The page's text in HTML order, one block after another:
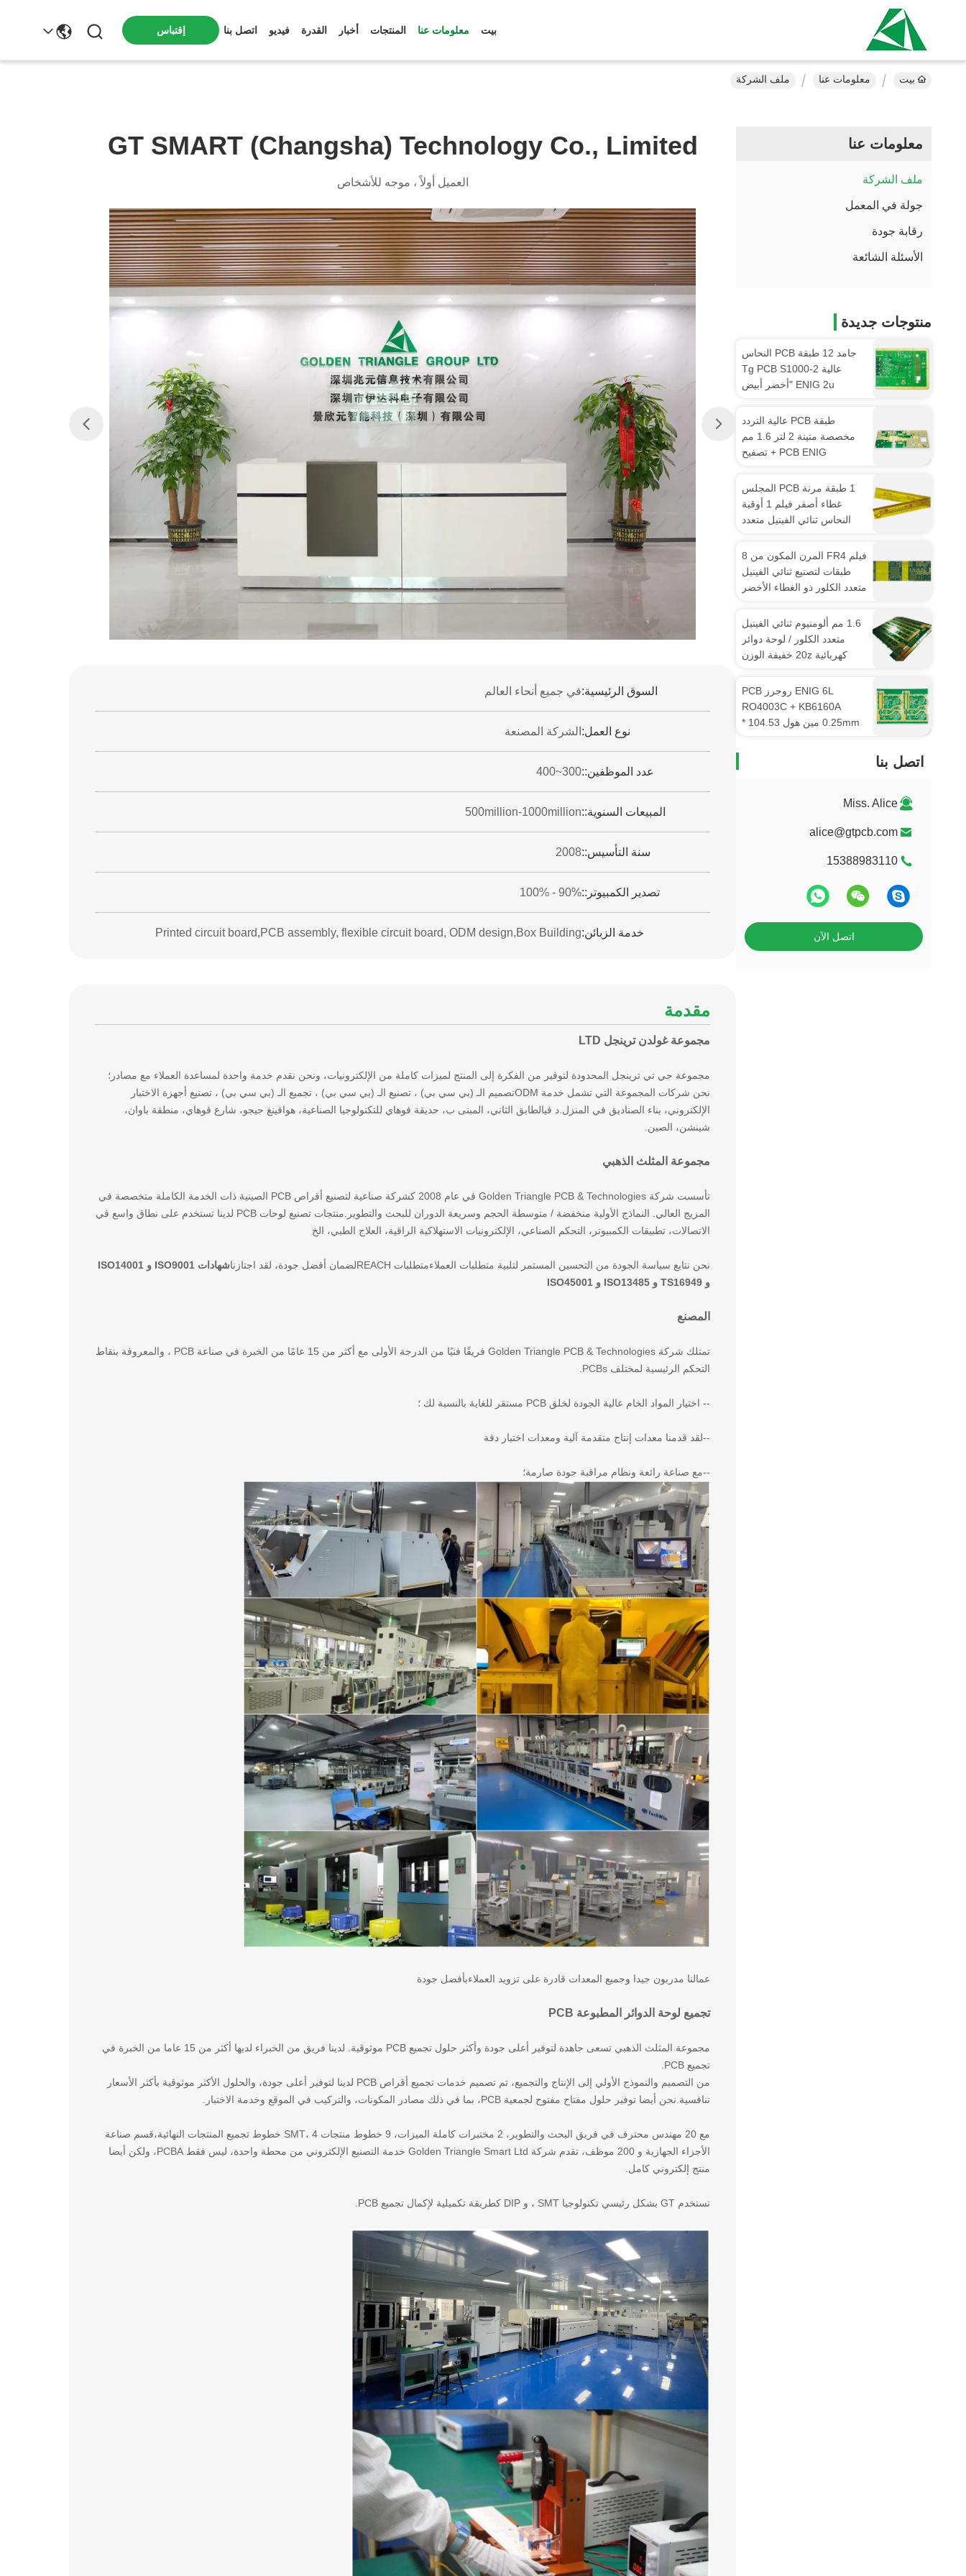
بيت معلومات عنا المنتجات أخبار القدرة فيديو اتصل بنا إقتباس
بيت معلومات عنا ملف الشركة
معلومات عنا
ملف الشركة
جولة في المعمل
رقابة جودة
الأسئلة الشائعة
منتوجات جديدة
جامد 12 طبقة PCB النحاس
عالية Tg PCB S1000-2
ENIG 2u "أخضر أبيض
طبقة PCB عالية التردد
مخصصة متينة 2 لتر 1.6 مم
PCB ENIG + تصفيح
1 طبقة مرنة PCB المجلس
غطاء أصفر فيلم 1 أوقية
النحاس ثنائي الفينيل متعدد
فيلم FR4 المرن المكون من 8
طبقات لتصنيع ثنائي الفينيل
متعدد الكلور ذو الغطاء الأخضر
1.6 مم ألومنيوم ثنائي الفينيل
متعدد الكلور / لوحة دوائر
كهربائية 20z خفيفة الوزن
ENIG 6L روجرز PCB
RO4003C + KB6160A
0.25mm مين هول 104.53 *
اتصل بنا
Miss. Alice
alice@gtpcb.com
15388983110
اتصل الآن
GT SMART (Changsha) Technology Co., Limited
العميل أولاً ، موجه للأشخاص
السوق الرئيسية:في جميع أنحاء العالم
نوع العمل: الشركة المصنعة
عدد الموظفين::300~400
المبيعات السنوية::500million-1000million
سنة التأسيس::2008
تصدير الكمبيوتر::90% - 100%
خدمة الزبائن:Printed circuit board,PCB assembly, flexible circuit board, ODM design,Box Building
مقدمة
مجموعة غولدن ترينجل LTD
مجموعة جي تي ترينجل المحدودة لتوفير من الفكرة إلى المنتج لميزات كاملة من الإلكترونيات، ونحن نقدم خدمة واحدة لمساعدة العملاء مع مصادر؛
نحن شركات المجموعة التي تشمل خدمة ODMتصميم الـ (بي سي بي) ، تصنيع الـ (بي سي بي) ، تجميع الـ (بي سي بي) ، تصنيع أجهزة الاختبار
الإلكتروني، بناء الصناديق في المنزل. د فيالطابق الثاني، المبنى ب، حديقة فوهاي للتكنولوجيا الصناعية، هوافينغ جيجو، شارع فوهاي، منطقة باوان،
شينشن، الصين.
مجموعة المثلث الذهبي
تأسست شركة Golden Triangle PCB & Technologies في عام 2008 كشركة صناعية لتصنيع أقراص PCB الصينية ذات الخدمة الكاملة متخصصة في
المزيج العالي. النماذج الأولية منخفضة / متوسطة الحجم وسريعة الدوران للبحث والتطوير.منتجات تصنيع لوحات PCB لدينا تستخدم على نطاق واسع في
الاتصالات، تطبيقات الكمبيوتر، التحكم الصناعي، الإلكترونيات الاستهلاكية الراقية، العلاج الطبي، الخ
نحن نتابع سياسة الجودة من التحسين المستمر لتلبية متطلبات العملاءمتطلبات REACHلضمان أفضل جودة، لقد اجتازنا
شهادات ISO9001 و ISO14001
و TS16949 و ISO13485 و ISO45001
المصنع
تمتلك شركة Golden Triangle PCB & Technologies فريقًا فنيًا من الدرجة الأولى مع أكثر من 15 عامًا من الخبرة في صناعة PCB ، والمعروفة بنقاط
التحكم الرئيسية لمختلف PCBs.
-- اختيار المواد الخام عالية الجودة لخلق PCB مستقر للغاية بالنسبة لك ؛
--لقد قدمنا معدات إنتاج متقدمة آلية ومعدات اختبار دقة
--مع صناعة رائعة ونظام مراقبة جودة صارمة؛
عمالنا مدربون جيدا وجميع المعدات قادرة على تزويد العملاءبأفضل جودة
تجميع لوحة الدوائر المطبوعة PCB
مجموعة المثلث الذهبي تسعى جاهدة لتوفير أعلى جودة وأكثر حلول تجميع PCB موثوقية. لدينا فريق من الخبراء لديها أكثر من 15 عاما من الخبرة في
تجميع PCB.
من التصميم والنموذج الأولي إلى الإنتاج والتجميع، تم تصميم خدمات تجميع أقراص PCB لدينا لتوفير أعلى جودة، والحلول الأكثر موثوقية بأكثر الأسعار
تنافسية.نحن أيضا توفير حلول مفتاح مفتوح لجمعية PCB، بما في ذلك مصادر المكونات، والتركيب في الموقع وخدمة الاختبار.
مع 20 مهندس محترف في فريق البحث والتطوير، 2 مختبرات كاملة الميزات، 9 خطوط منتجات SMT، 4 خطوط تجميع المنتجات النهائية،قسم صناعة
الأجزاء الجهازية و 200 موظف، تقدم شركة Golden Triangle Smart Ltd خدمة التصنيع الإلكتروني من محطة واحدة، ليس فقط PCBA، ولكن أيضا
منتج إلكتروني كامل.
تستخدم GT بشكل رئيسي تكنولوجيا SMT ، و DIP كطريقة تكميلية لإكمال تجميع PCB.